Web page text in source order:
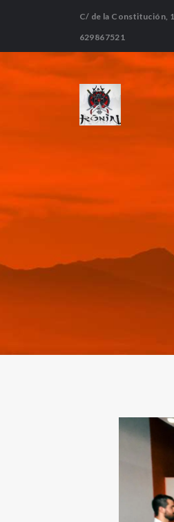
C/ de la Constitución,
629867521